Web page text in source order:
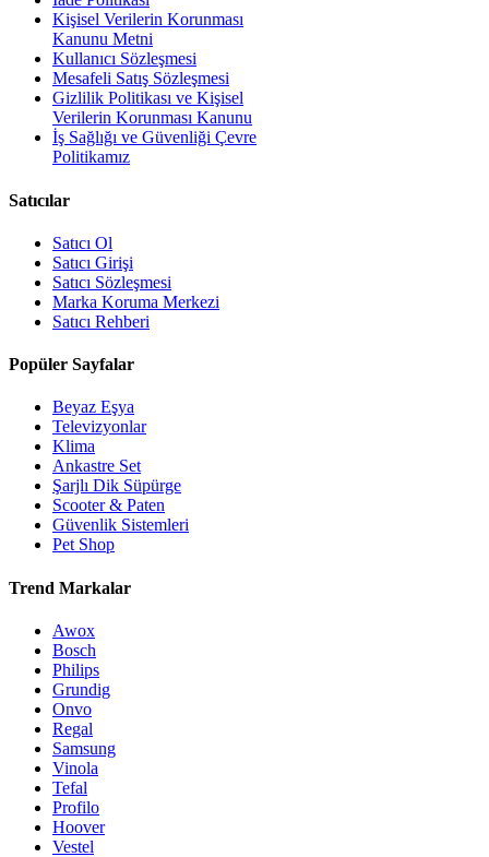
Kişisel Verilerin Korunması
Kanunu Metni
Kullanıcı Sözleşmesi
Mesafeli Satış Sözleşmesi
Gizlilik Politikası ve Kişisel
Verilerin Korunması Kanunu
İş Sağlığı ve Güvenliği Çevre
Politikamız
Satıcılar
Satıcı Ol
Satıcı Girişi
Satıcı Sözleşmesi
Marka Koruma Merkezi
Satıcı Rehberi
Popüler Sayfalar
Beyaz Eşya
Televizyonlar
Klima
Ankastre Set
Şarjlı Dik Süpürge
Scooter & Paten
Güvenlik Sistemleri
Pet Shop
Trend Markalar
Awox
Bosch
Philips
Grundig
Onvo
Regal
Samsung
Vinola
Tefal
Profilo
Hoover
Vestel